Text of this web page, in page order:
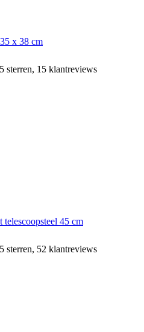
x 38 cm
sterren, 15 klantreviews
45 cm
sterren, 52 klantreviews